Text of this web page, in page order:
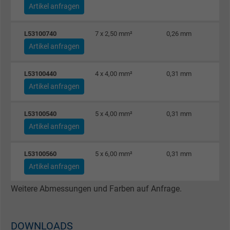
Zweck
Erzeugt statistische Daten darüber, wie der
Besucher die Website nutzt.
Name IDE, Google DoubleClick
Laufzeit 1 Jahr
Zweck
Wird verwendet, um die Aktionen eines
Benutzers auf der Website zu
Artikel anfragen
L53100740 7 x 2,50 mm² 0,26 mm
Artikel anfragen
L53100440 4 x 4,00 mm² 0,31 mm
Artikel anfragen
L53100540 5 x 4,00 mm² 0,31 mm
Artikel anfragen
L53100560 5 x 6,00 mm² 0,31 mm
Artikel anfragen
Weitere Abmessungen und Farben auf Anfrage.
DOWNLOADS